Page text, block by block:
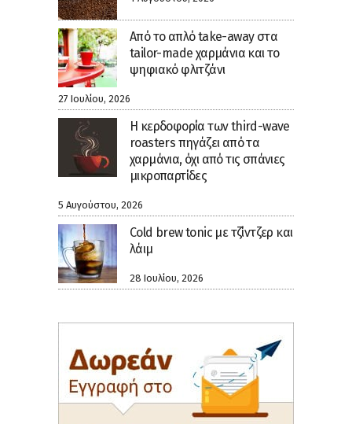
Από το απλό take-away στα
tailor-made χαρμάνια και το
ψηφιακό φλιτζάνι
27 Ιουλίου, 2026
Η κερδοφορία των third-wave
roasters πηγάζει από τα
χαρμάνια, όχι από τις σπάνιες
μικροπαρτίδες
5 Αυγούστου, 2026
Cold brew tonic με τζίντζερ και
λάιμ
28 Ιουλίου, 2026